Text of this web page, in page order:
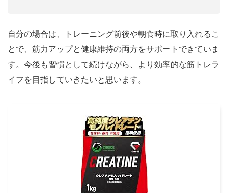
自分の場合は、トレーニング前後や朝食時に取り入れるこ
とで、筋力アップと健康維持の両方をサポートできていま
す。今後も習慣として続けながら、より効率的な筋トレラ
イフを目指していきたいと思います。